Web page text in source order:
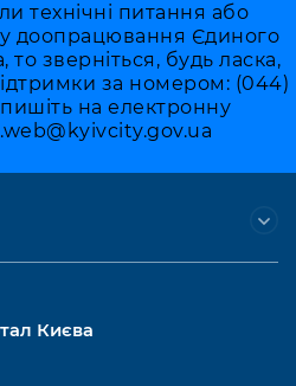
технічні питання або
доопрацювання Єдиного
зверніться, будь ласка,
за номером: (044)
на електронну
Києва